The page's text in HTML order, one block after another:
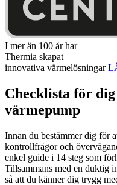
I mer än 100 år har
Thermia skapat
innovativa värmelösningar
Checklista för dig
värmepump
Innan du bestämmer dig för
kontrollfrågor och
enkel guide i 14 steg som
Tillsammans med en duktig
så att du känner dig trygg